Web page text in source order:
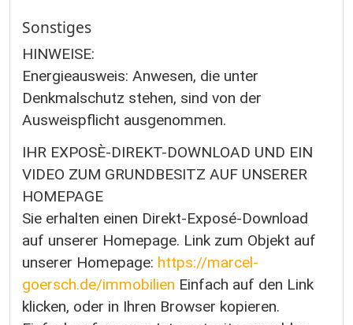
Sonstiges
HINWEISE:
Energieausweis: Anwesen, die unter
Denkmalschutz stehen, sind von der
Ausweispflicht ausgenommen.
IHR EXPOSÈ-DIREKT-DOWNLOAD UND EIN
VIDEO ZUM GRUNDBESITZ AUF UNSERER
HOMEPAGE
Sie erhalten einen Direkt-Exposé-Download
auf unserer Homepage. Link zum Objekt auf
unserer Homepage: https://marcel-
goersch.de/immobilien Einfach auf den Link
klicken, oder in Ihren Browser kopieren.